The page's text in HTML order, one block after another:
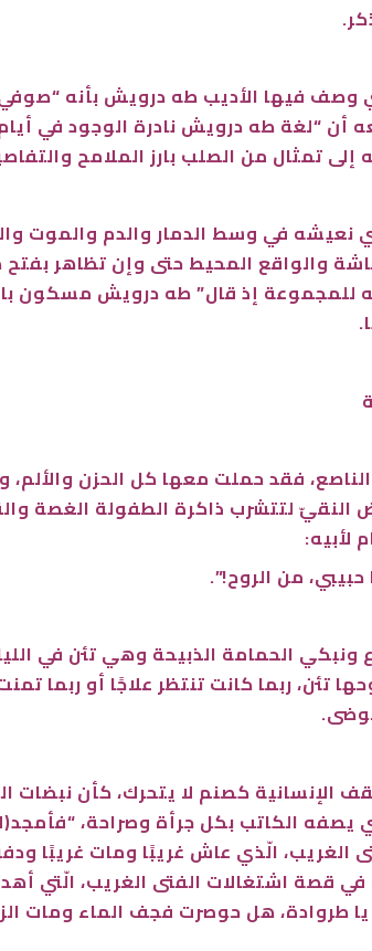
فيها الأديب طه درويش بأنه “صوفي
“لغة طه درويش نادرة الوجود في
تمثال من الصلب بارز الملامح
في وسط الدمار والدم والموت
والواقع المحيط حتى وإن تظاهر
للمجموعة إذ قال” طه درويش مسكون
فقد حملت معها كل الحزن
لتتشرب ذاكرة الطفولة الغصة
لأبيه:
حبيبي، من الروح!”.
الحمامة الذبيحة وهي تئن في
ربما كانت تنتظر علاجًا أو ربما
الإنسانية كصنم لا يتحرك، كأن
الكاتب بكل جرأة وصراحة،
الغريب، الّذي عاش غريبًا ومات غريبًا
قصة اشتغالات الفتى الغريب، الّتي
طروادة، هل حوصرت فجف الماء ومات